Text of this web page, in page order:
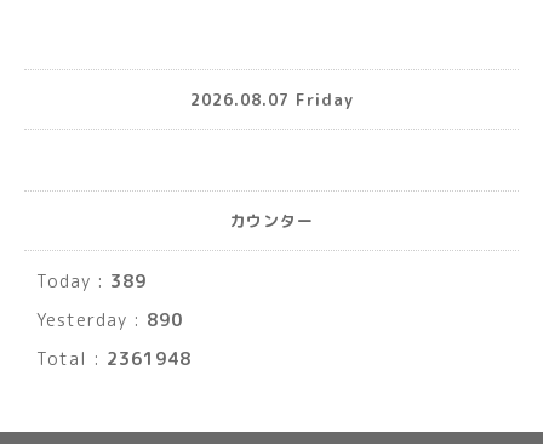
2026.08.07 Friday
カウンター
Today : 389
Yesterday : 890
Total : 2361948